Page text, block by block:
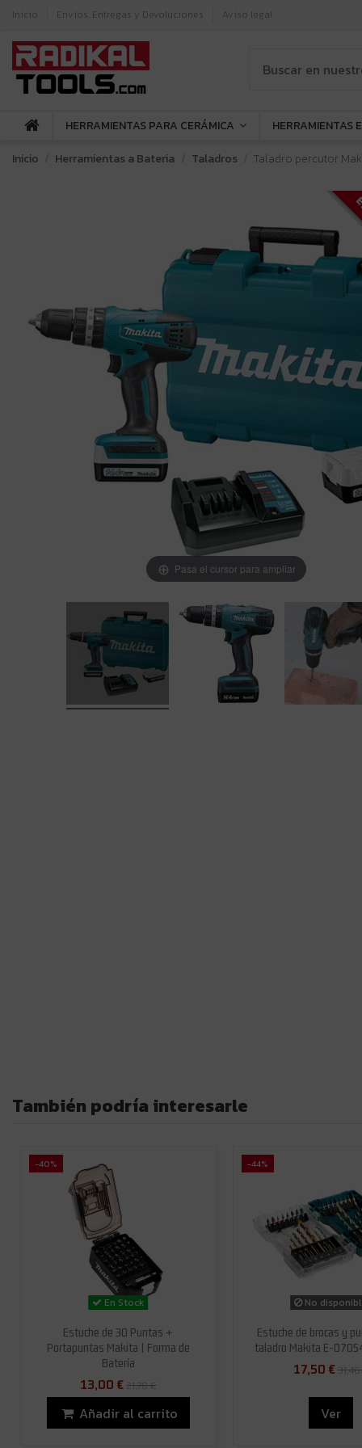
Inicio Envíos, Entregas y Devoluciones Aviso legal
HERRAMIENTAS PARA CERÁMICA HERRAMIENTAS
Inicio
Herramientas a Bateria Taladros Taladro percutor
Pasa el cursor para ampliar
También podría interesarle
-40%
En Stock
Estuche de 30 Puntas +
Portapuntas Makita | Forma de
Batería
13,00 € 21,78 €
Añadir al carrito
-44%
No
Estuche de brocas y
taladro Makita E-
17,50 €
Ver